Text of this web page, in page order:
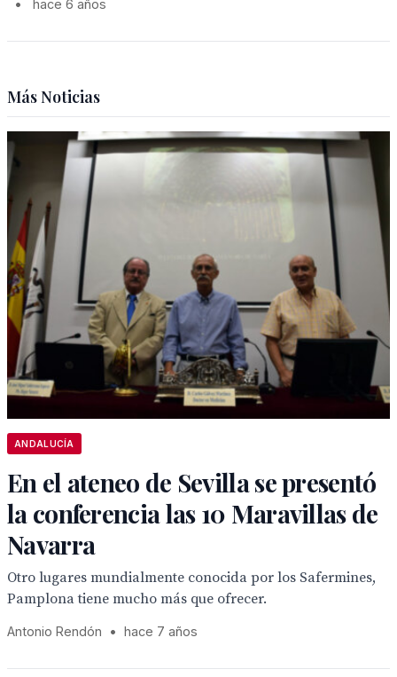
•
hace 6 años
Más Noticias
ANDALUCÍA
En el ateneo de Sevilla se presentó
la conferencia las 10 Maravillas de
Navarra
Otro lugares mundialmente conocida por los Safermines,
Pamplona tiene mucho más que ofrecer.
Antonio Rendón • hace 7 años